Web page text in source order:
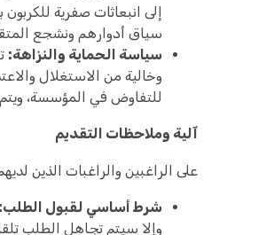
سياق أدوارهم ونشجع
سياسة الحماية والنزاهة:
وخالية من الاستغلال
للتفاوض في المؤسسة،
آلية وملاحظات التقديم
على الراغبين والراغبات الذين
شرط أساسي لقبول الطلب:
وإلا سيتم تجاهل الطلب